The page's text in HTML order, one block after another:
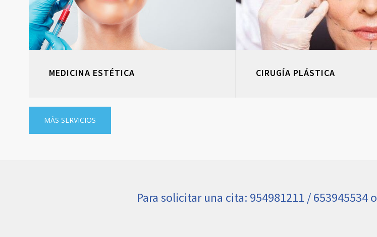
MEDICINA ESTÉTICA CIRUGÍA PLÁSTICA
MÁS SERVICIOS
Para solicitar una cita: 954981211 / 653945534 o